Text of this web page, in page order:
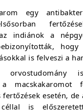
egy
indiánok a
hogy
is felveszi a
is
a macskakaromot
fertőzések esetén,
céllal is